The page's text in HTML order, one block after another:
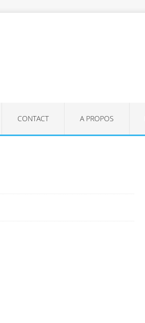
CONTACT A PROPOS